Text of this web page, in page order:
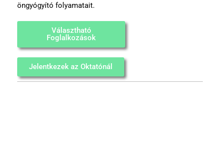
öngyógyító folyamatait.
Választható
Foglalkozások
Jelentkezek az Oktatónál